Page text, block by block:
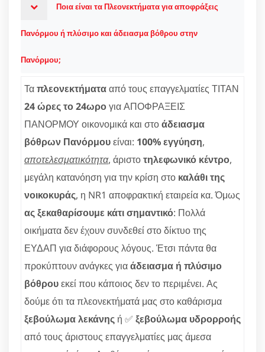
Ποια είναι τα Πλεονεκτήματα για αποφράξεις
Πανόρμου ή πλύσιμο και άδειασμα βόθρου στην
Πανόρμου;
Ταπλεονεκτήματααπό τους επαγγελματίες ΤΙΤΑΝ
24 ώρες το 24ωρογια ΑΠΟΦΡΑΞΕΙΣ
ΠΑΝΟΡΜΟΥ οικονομικά και στοάδειασμα
βόθρων Πανόρμουείναι: 100% εγγύηση,
αποτελεσματικότητα, άριστοτηλεφωνικό κέντρο,
μεγάλη κατανόηση για την κρίση στο καλάθι της
νοικοκυράς, η NR1 αποφρακτική εταιρεία κα. Όμως
ας ξεκαθαρίσουμε κάτι σημαντικό: Πολλά
οικήματα δεν έχουν συνδεθεί στο δίκτυο της
ΕΥΔΑΠ για διάφορους λόγους. Έτσι πάντα θα
προκύπτουν ανάγκες γιαάδειασμα ή πλύσιμο
βόθρουεκεί που κάποιος δεν το περιμένει. Ας
δούμε ότι τα πλεονεκτήματά μας στο καθάρισμα
ξεβούλωμα λεκάνης ή ✅ ξεβούλωμα υδρορροής
από τους άριστους επαγγελματίες μας άμεσα